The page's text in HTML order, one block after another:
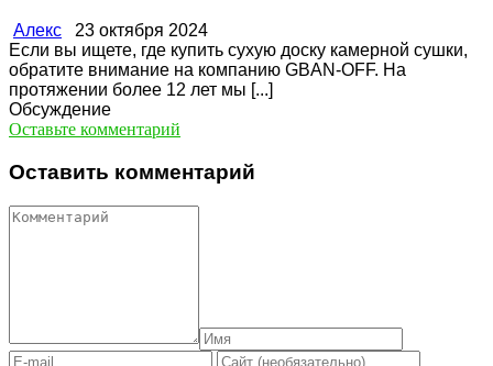
Алекс 23 октября 2024
Если вы ищете, где купить сухую доску камерной сушки,
обратите внимание на компанию GBAN-OFF. На
протяжении более 12 лет мы [...]
Обсуждение
Оставьте комментарий
Оставить комментарий